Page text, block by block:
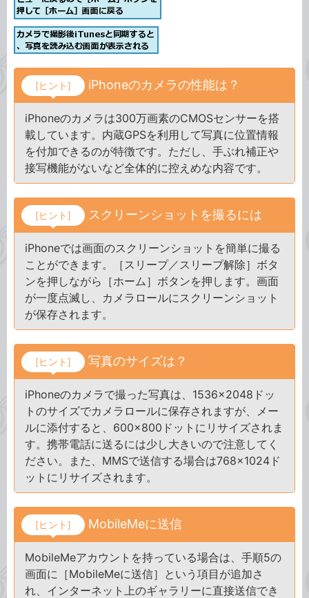
[ヒント] iPhoneのカメラの性能は？
iPhoneのカメラは300万画素のCMOSセンサーを搭
載しています。内蔵GPSを利用して写真に位置情報
を付加できるのが特徴です。ただし、手ぶれ補正や
接写機能がないなど全体的に控えめな内容です。
[ヒント] スクリーンショットを撮るには
iPhoneでは画面のスクリーンショットを簡単に撮る
ことができます。［スリープ／スリープ解除］ボタ
ンを押しながら［ホーム］ボタンを押します。画面
が一度点滅し、カメラロールにスクリーンショット
が保存されます。
[ヒント] 写真のサイズは？
iPhoneのカメラで撮った写真は、1536×2048ドッ
トのサイズでカメラロールに保存されますが、メー
ルに添付すると、600×800ドットにリサイズされま
す。携帯電話に送るには少し大きいので注意してく
ださい。また、MMSで送信する場合は768×1024ド
ットにリサイズされます。
[ヒント] MobileMeに送信
MobileMeアカウントを持っている場合は、手順5の
画面に［MobileMeに送信］という項目が追加さ
れ、インターネット上のギャラリーに直接送信でき